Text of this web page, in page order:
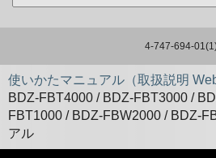
4-747-694-
使いかたマニュアル（取扱説明 Web
BDZ-FBT4000 / BDZ-FBT3000 /
FBT1000 / BDZ-FBW2000 / BDZ-
アル